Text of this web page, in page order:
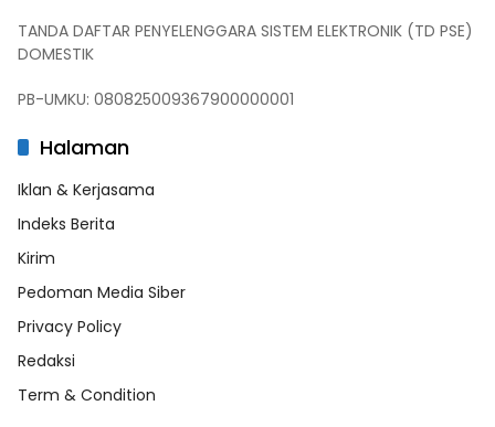
TANDA DAFTAR PENYELENGGARA SISTEM ELEKTRONIK (TD PSE)
DOMESTIK
PB-UMKU: 080825009367900000001
Halaman
Iklan & Kerjasama
Indeks Berita
Kirim
Pedoman Media Siber
Privacy Policy
Redaksi
Term & Condition